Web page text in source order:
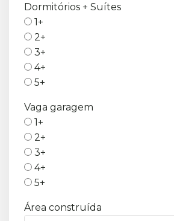
Dormitórios + Suítes
1+
2+
3+
4+
5+
Vaga garagem
1+
2+
3+
4+
5+
Área construída